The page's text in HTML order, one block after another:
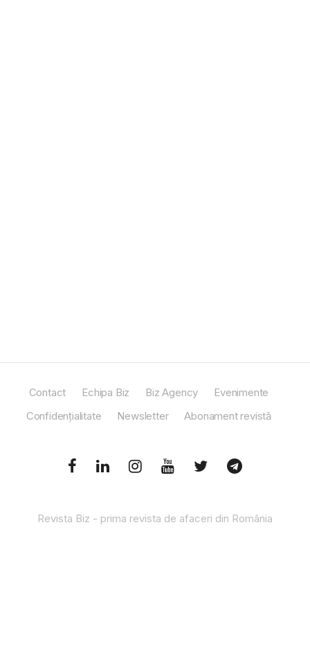
Contact Echipa Biz Biz Agency
Evenimente
Confidențialitate
Newsletter Abonament revistă
Revista Biz - prima revista de afaceri din România